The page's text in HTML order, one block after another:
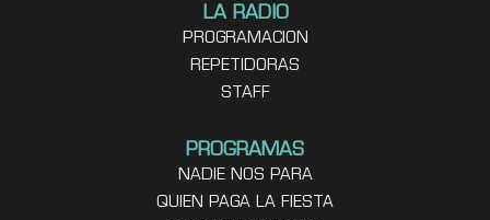
LA RADIO
PROGRAMACION
REPETIDORAS
STAFF
PROGRAMAS
NADIE NOS PARA
QUIEN PAGA LA FIESTA